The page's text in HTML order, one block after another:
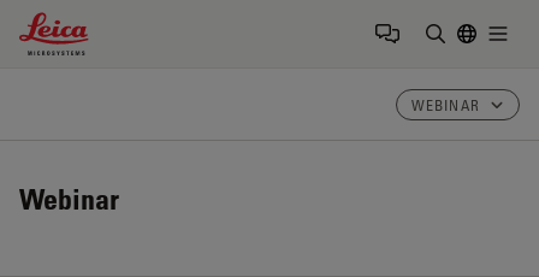
Leica Microsystems Logo
WEBINAR
Webinar